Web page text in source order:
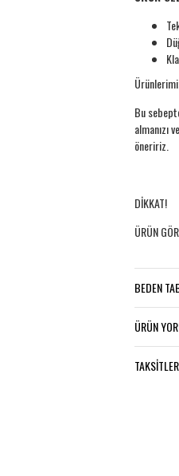
Bu
almanızı
öneririz.
DİKKAT!
ÜRÜN
BEDEN
ÜRÜN
TAKSITLER